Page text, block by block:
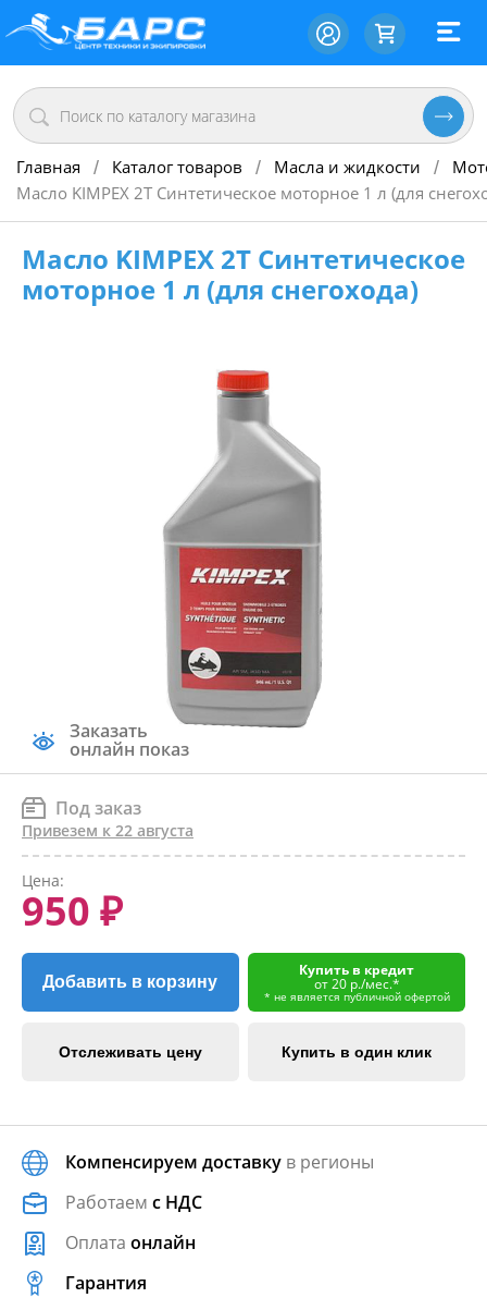
Главная / Каталог товаров / Масла и жидкости /
Масло KIMPEX 2Т Синтетическое моторное 1 л (для
Масло KIMPEX 2Т Синтетическое
моторное 1 л (для снегохода)
Заказать
онлайн показ
Под заказ
Привезем к 22 августа
Цена:
950 ₽
Добавить в корзину
Купить в кредит
от 20 р./мес.*
* не является публичной офертой
Отслеживать цену Купить в один клик
Компенсируем доставку в регионы
Работаем с НДС
Оплата онлайн
Гарантия